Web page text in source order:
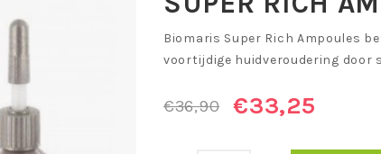
Biomaris Super Rich Ampoules
voortijdige huidveroudering door
€36,90 €33,25